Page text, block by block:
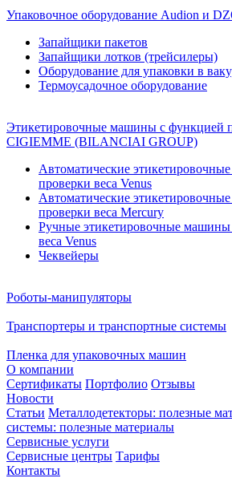
Упаковочное оборудование Audion и
Запайщики пакетов
Запайщики лотков (трейсилеры)
Оборудование для упаковки в
Термоусадочное оборудование
Этикетировочные машины с функцией
CIGIEMME (BILANCIAI GROUP)
Автоматические
проверки веса Venus
Автоматические
проверки веса Mercury
Ручные этикетировочные
веса Venus
Чеквейеры
Роботы-манипуляторы
Транспортеры и транспортные системы
Пленка для упаковочных машин
О компании
Сертификаты Портфолио Отзывы
Новости
Статьи Металлодетекторы: полезные
системы: полезные материалы
Сервисные услуги
Сервисные центры Тарифы
Контакты